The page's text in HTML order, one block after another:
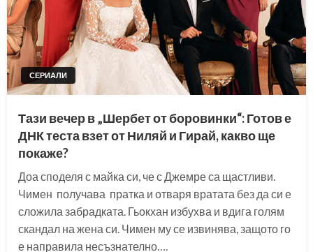
СЕРИАЛИ
Тази вечер в „Шербет от боровинки“: Готов е
ДНК теста взет от Ниляй и Гирай, какво ще
покаже?
Доа споделя с майка си, че с Джемре са щастливи.
Чимен получава пратка и отваря вратата без да си е
сложила забрадката. Гьокхан избухва и вдига голям
скандал на жена си. Чимен му се извинява, защото го
е направила несъзнателно….